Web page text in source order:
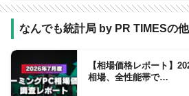
なんでも統計局 by PR TIMESの
【相場価格レポート】
相場、全性能帯で…